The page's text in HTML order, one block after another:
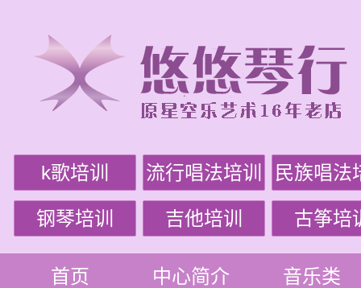
k歌培训 流行唱法培训 民族唱法
钢琴培训 吉他培训 古筝培
首页 中心简介 音乐类